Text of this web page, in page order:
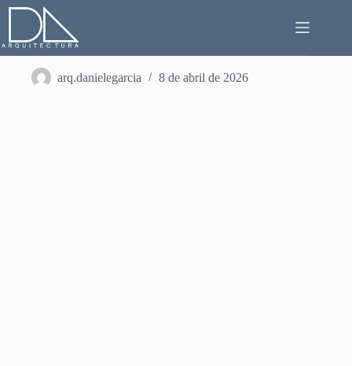
Saltar
contenido
UNIDAD 1
arq.danielegarcia 8 de abril de 2026